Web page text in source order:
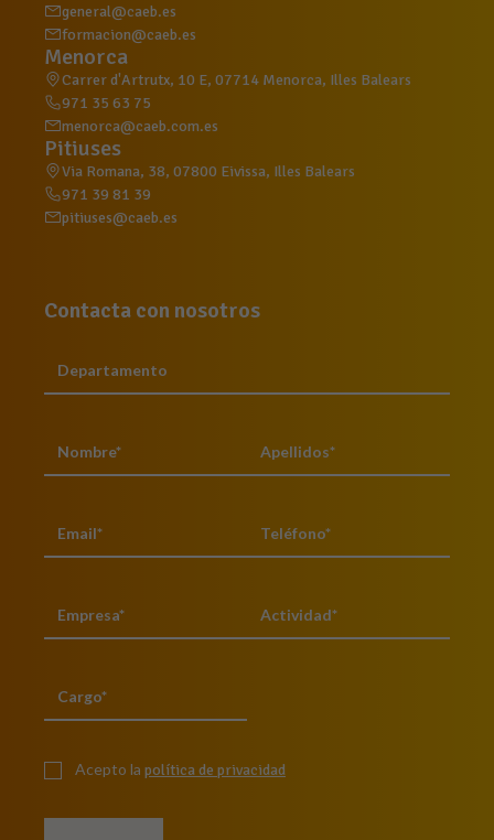
general@caeb.es
formacion@caeb.es
Menorca
Carrer d'Artrutx, 10 E, 07714 Menorca, Illes Balears
971 35 63 75
menorca@caeb.com.es
Pitiuses
Via Romana, 38, 07800 Eivissa, Illes Balears
971 39 81 39
pitiuses@caeb.es
Contacta con nosotros
Acepto la política de privacidad